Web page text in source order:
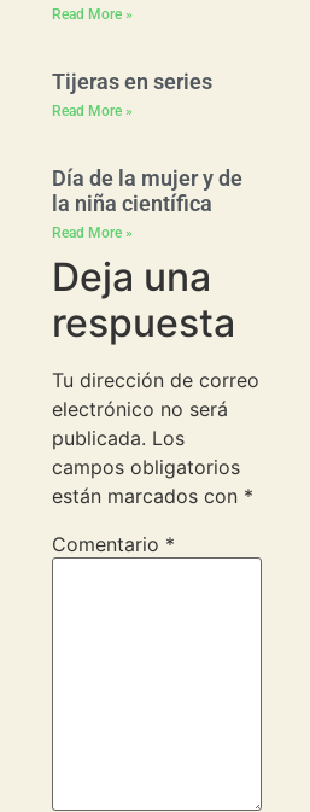
Read More »
Tijeras en series
Read More »
Día de la mujer y de
la niña científica
Read More »
Deja una
respuesta
Tu dirección de correo
electrónico no será
publicada. Los
campos obligatorios
están marcados con *
Comentario *